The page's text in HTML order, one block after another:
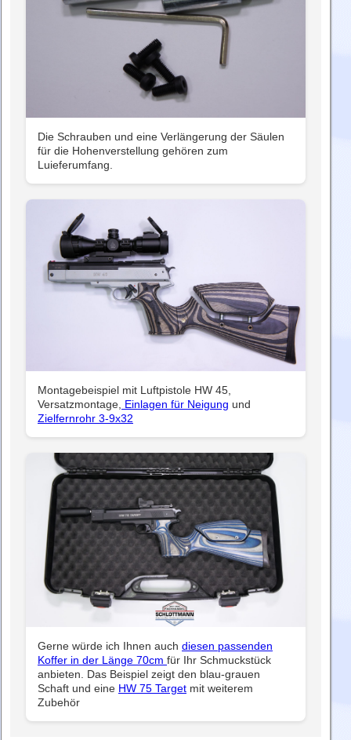
Die Schrauben und eine Verlängerung der Säulen
für die Hohenverstellung gehören zum
Luieferumfang.
Montagebeispiel mit Luftpistole HW 45,
Versatzmontage, Einlagen für Neigung und
Zielfernrohr 3-9x32
Gerne würde ich Ihnen auch diesen passenden
Koffer in der Länge 70cm für Ihr Schmuckstück
anbieten. Das Beispiel zeigt den blau-grauen
Schaft und eine HW 75 Target mit weiterem
Zubehör